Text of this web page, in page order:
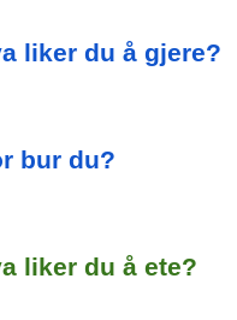
liker du å gjere?
bur du?
liker du å ete?